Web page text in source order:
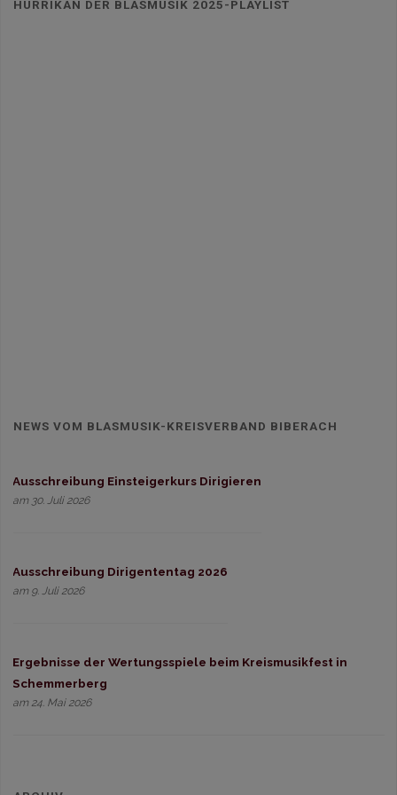
HURRIKAN DER BLASMUSIK 2025-PLAYLIST
NEWS VOM BLASMUSIK-KREISVERBAND BIBERACH
Ausschreibung Einsteigerkurs Dirigieren
am 30. Juli 2026
Ausschreibung Dirigententag 2026
am 9. Juli 2026
Ergebnisse der Wertungsspiele beim Kreismusikfest in
Schemmerberg
am 24. Mai 2026